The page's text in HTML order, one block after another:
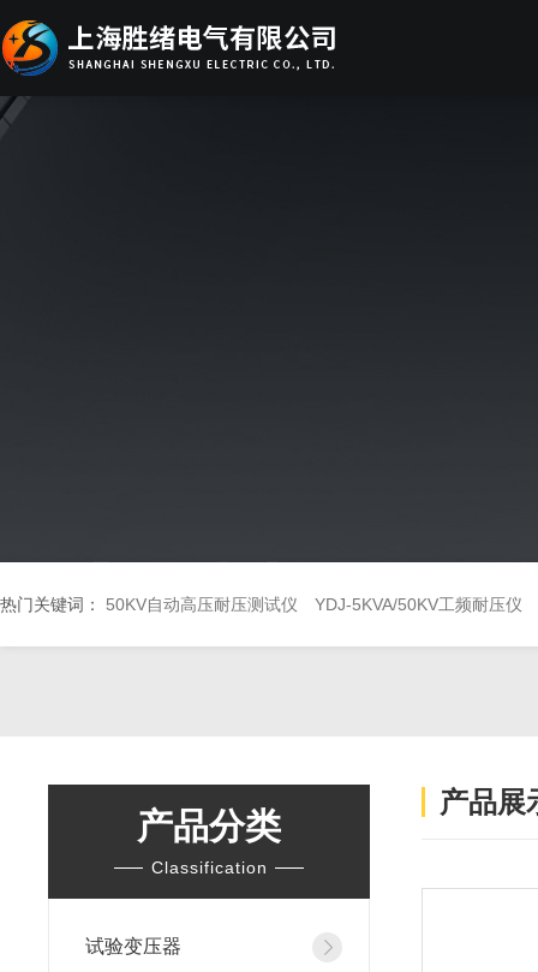
热门关键词： 50KV自动高压耐压测试仪 YDJ-5KVA/50KV工频耐压仪
产品分类
Classification
试验变压器
产品展